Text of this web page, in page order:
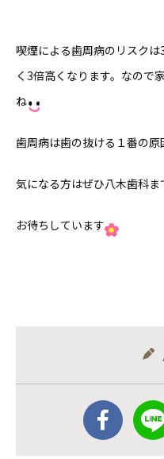
喫煙による歯周病のリスク
く3倍高くなります。なので
ね
歯周病は歯の抜ける１番の原
気になる方はぜひ八木歯科
お待ちしています